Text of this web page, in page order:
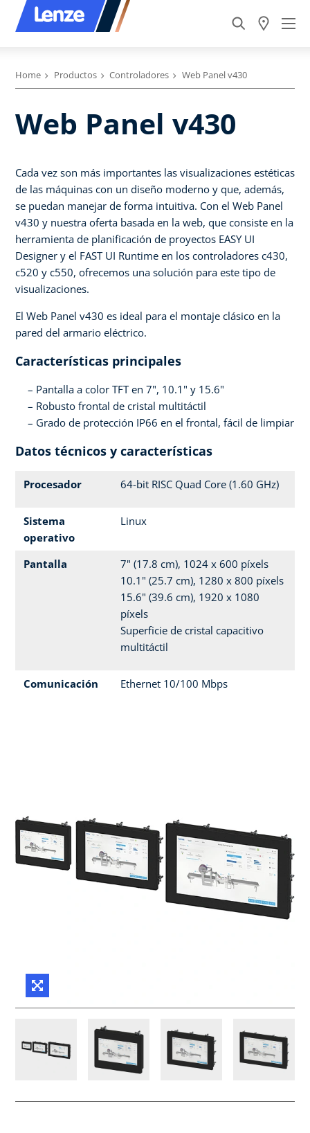
Home Productos Controladores Web Panel v430
Web Panel v430
Cada vez son más importantes las visualizaciones estéticas
de las máquinas con un diseño moderno y que, además,
se puedan manejar de forma intuitiva. Con el Web Panel
v430 y nuestra oferta basada en la web, que consiste en la
herramienta de planificación de proyectos EASY UI
Designer y el FAST UI Runtime en los controladores c430,
c520 y c550, ofrecemos una solución para este tipo de
visualizaciones.
El Web Panel v430 es ideal para el montaje clásico en la
pared del armario eléctrico.
Características principales
Pantalla a color TFT en 7", 10.1" y 15.6"
Robusto frontal de cristal multitáctil
Grado de protección IP66 en el frontal, fácil de limpiar
Datos técnicos y características
Procesador 64-bit RISC Quad Core (1.60 GHz)
Sistema
operativo
Linux
Pantalla
7" (17.8 cm), 1024 x 600 píxels
10.1" (25.7 cm), 1280 x 800 píxels
15.6" (39.6 cm), 1920 x 1080
píxels
Superficie de cristal capacitivo
multitáctil
Comunicación Ethernet 10/100 Mbps